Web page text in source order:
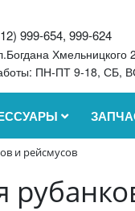
999-654, 999-624
Хмельницкого
ПН-ПТ 9-18, СБ,
и рейсмусов